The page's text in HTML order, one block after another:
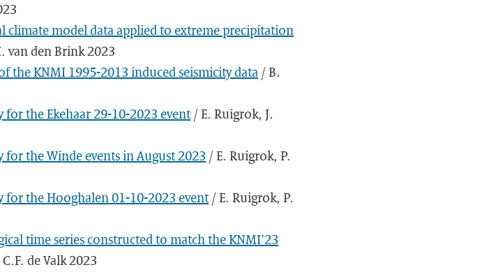
climate model data applied to extreme precipitation
van den Brink 2023
the KNMI 1995-2013 induced seismicity data / B.
the Ekehaar 29-10-2023 event/ E. Ruigrok, J.
the Winde events in August 2023 / E. Ruigrok, P.
for the Hooghalen 01-10-2023 event/ E. Ruigrok, P.
time series constructed to match the KNMI'23
de Valk 2023